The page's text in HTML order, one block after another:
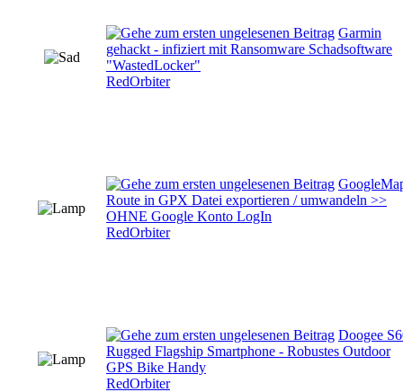
Garmin
gehackt - infiziert mit Ransomware Schadsoftware
"WastedLocker"
RedOrbiter
Route in GPX Datei exportieren / umwandeln >>
OHNE Google Konto LogIn
RedOrbiter
Doogee
Rugged Flagship Smartphone - Robustes Outdoor
GPS Bike Handy
RedOrbiter